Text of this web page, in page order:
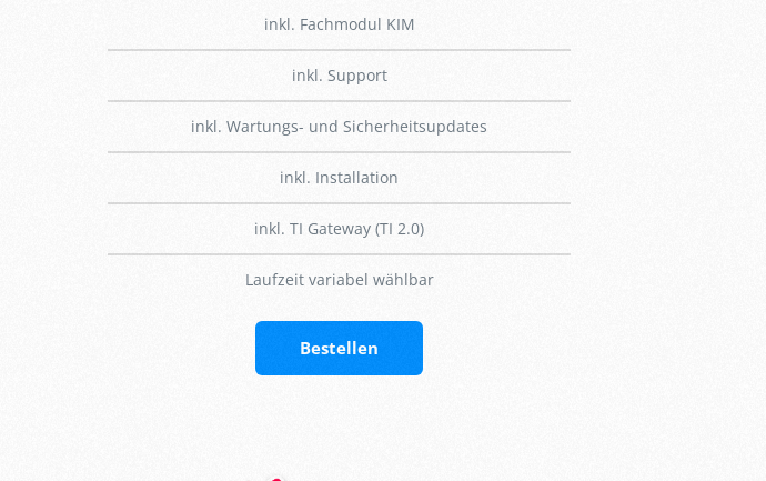
inkl. Fachmodul KIM
inkl. Support
inkl. Wartungs- und Sicherheitsupdates
inkl. Installation
inkl. TI Gateway (TI 2.0)
Laufzeit variabel wählbar
Bestellen